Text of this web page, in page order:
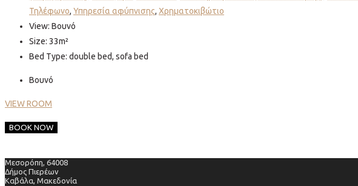
Τηλέφωνο, Υπηρεσία αφύπνισης, Χρηματοκιβώτιο
View: Βουνό
Size: 33m²
Bed Type: double bed, sofa bed
Βουνό
VIEW ROOM
BOOK NOW
Μεσορόπη, 64008
Δήμος Πιερέων
Καβάλα, Μακεδονία